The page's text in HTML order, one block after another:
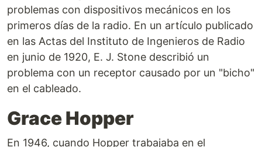
problemas con dispositivos mecánicos en los
primeros días de la radio. En un artículo publicado
en las Actas del Instituto de Ingenieros de Radio
en junio de 1920, E. J. Stone describió un
problema con un receptor causado por un "bicho"
en el cableado.
Grace Hopper
En 1946, cuando Hopper trabajaba en el